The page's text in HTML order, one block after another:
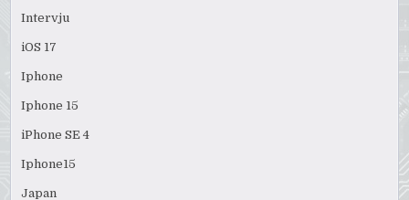
Intervju
iOS 17
Iphone
Iphone 15
iPhone SE 4
Iphone15
Japan